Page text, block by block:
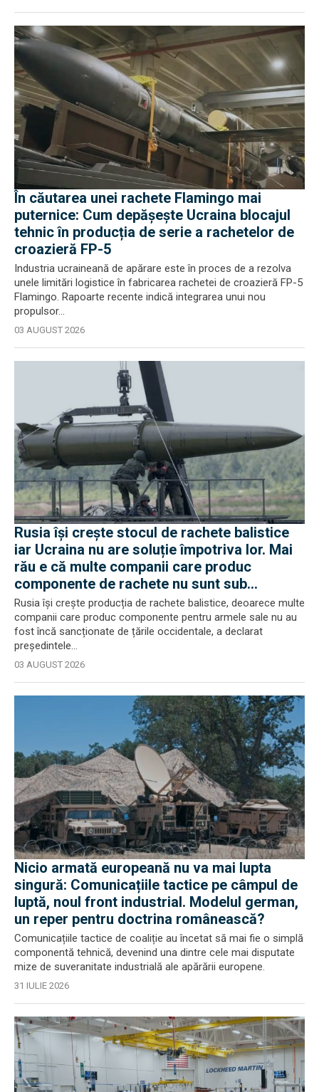
În căutarea unei rachete Flamingo mai
puternice: Cum depășește Ucraina blocajul
tehnic în producția de serie a rachetelor de
croazieră FP-5
Industria ucraineană de apărare este în proces de a rezolva
unele limitări logistice în fabricarea rachetei de croazieră FP-5
Flamingo. Rapoarte recente indică integrarea unui nou
propulsor...
03 AUGUST 2026
Rusia își crește stocul de rachete balistice
iar Ucraina nu are soluție împotriva lor. Mai
rău e că multe companii care produc
componente de rachete nu sunt sub
sancțiuni în Occident
Rusia își crește producția de rachete balistice, deoarece multe
companii care produc componente pentru armele sale nu au
fost încă sancționate de țările occidentale, a declarat
președintele...
03 AUGUST 2026
Nicio armată europeană nu va mai lupta
singură: Comunicațiile tactice pe câmpul de
luptă, noul front industrial. Modelul german,
un reper pentru doctrina românească?
Comunicațiile tactice de coaliție au încetat să mai fie o simplă
componentă tehnică, devenind una dintre cele mai disputate
mize de suveranitate industrială ale apărării europene.
31 IULIE 2026